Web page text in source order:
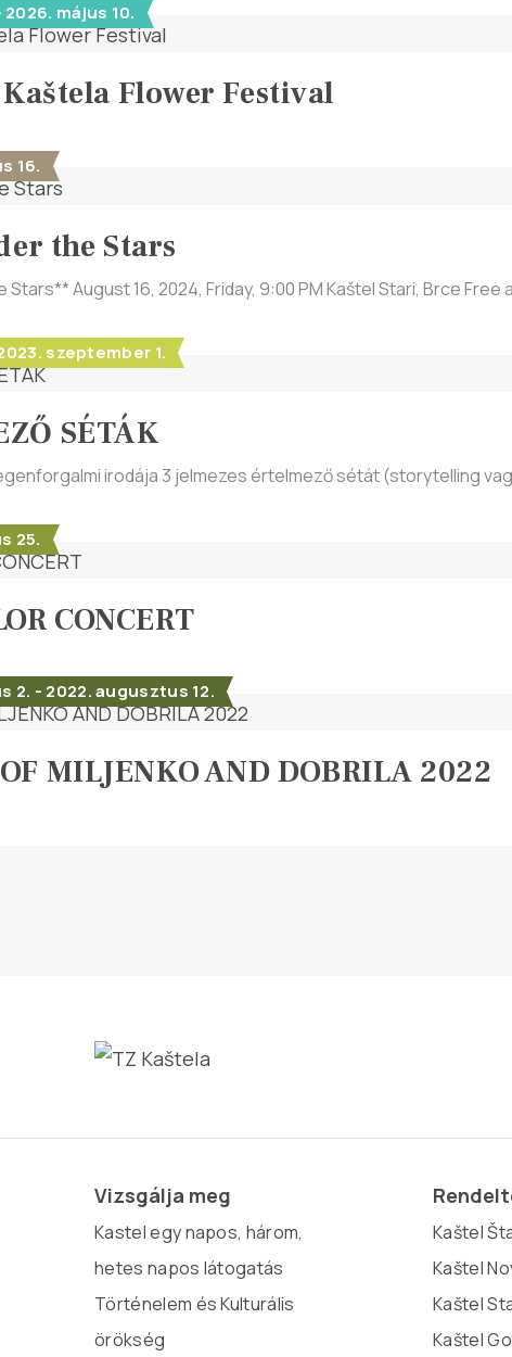
május 10.
Flower Festival
16.
the Stars
August 16, 2024, Friday, 9:00 PM Kaštel Stari, Brce Free
szeptember 1.
SÉTÁK
irodája 3 jelmezes értelmező sétát (storytelling
25.
CONCERT
2. - 2022. augusztus 12.
MILJENKO AND DOBRILA 2022
Vizsgálja meg
Kastel egy napos, három,
hetes napos látogatás
Történelem és Kulturális
örökség
Kaštel
Kaštel
Kaštel
Kaštel